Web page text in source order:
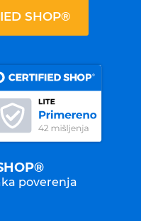
SHOP®
poverenja